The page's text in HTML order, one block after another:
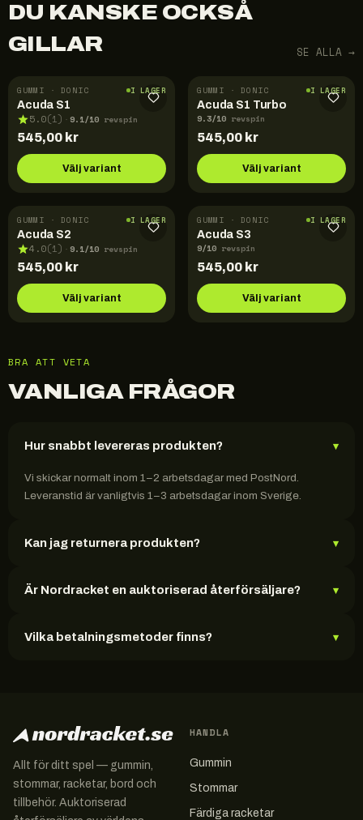
DU KANSKE OCKSÅ
GILLAR
SE ALLA →
GUMMI · DONIC I LAGER
Acuda S1
5.0(1) · 9.1/10 revspin
545,00 kr
Välj variant
GUMMI · DONIC I LAGER
Acuda S1 Turbo
9.3/10 revspin
545,00 kr
Välj variant
GUMMI · DONIC I LAGER
Acuda S2
4.0(1) · 9.1/10 revspin
545,00 kr
Välj variant
GUMMI · DONIC I LAGER
Acuda S3
9/10 revspin
545,00 kr
Välj variant
BRA ATT VETA
VANLIGA FRÅGOR
Hur snabbt levereras produkten? ▾
Vi skickar normalt inom 1–2 arbetsdagar med PostNord.
Leveranstid är vanligtvis 1–3 arbetsdagar inom Sverige.
Kan jag returnera produkten? ▾
Är Nordracket en auktoriserad återförsäljare? ▾
Vilka betalningsmetoder finns? ▾
Allt för ditt spel — gummin,
stommar, racketar, bord och
tillbehör. Auktoriserad
HANDLA
Gummin
Stommar
Färdiga racketar